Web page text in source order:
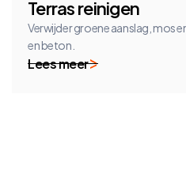
Terras reinigen
Verwijder groene aanslag, mos
en beton.
Lees meer